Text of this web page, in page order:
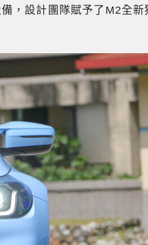
，設計團隊賦予了M2全新